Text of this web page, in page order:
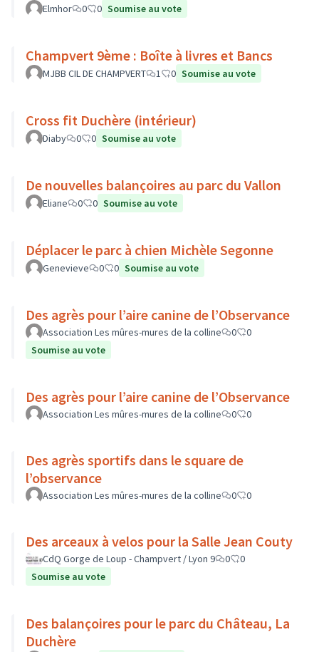
Elmhor 0 0 Soumise au vote
Champvert 9ème : Boîte à livres et Bancs
MJBB CIL DE CHAMPVERT 1 0 Soumise au vote
Cross fit Duchère (intérieur)
Diaby 0 0 Soumise au vote
De nouvelles balançoires au parc du Vallon
Eliane 0 0 Soumise au vote
Déplacer le parc à chien Michèle Segonne
Genevieve 0 0 Soumise au vote
Des agrès pour l’aire canine de l’Observance
Association Les mûres-mures de la colline 0
0
Soumise au vote
Des agrès pour l’aire canine de l’Observance
Association Les mûres-mures de la colline 0 0
Des agrès sportifs dans le square de
l’observance
Association Les mûres-mures de la colline 0 0
Des arceaux à velos pour la Salle Jean Couty
CdQ Gorge de Loup - Champvert / Lyon 9 0
0
Soumise au vote
Des balançoires pour le parc du Château, La
Duchère